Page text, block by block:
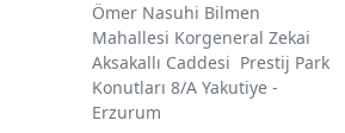
Ömer Nasuhi Bilmen
Mahallesi Korgeneral Zekai
Aksakallı Caddesi Prestij Park
Konutları 8/A Yakutiye -
Erzurum